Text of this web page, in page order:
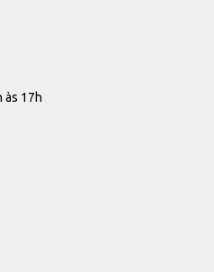
às 17h